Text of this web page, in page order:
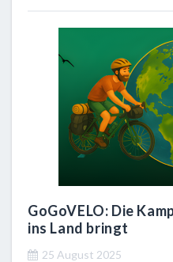
GoGoVELO: Die
ins Land bringt
25 August 2025